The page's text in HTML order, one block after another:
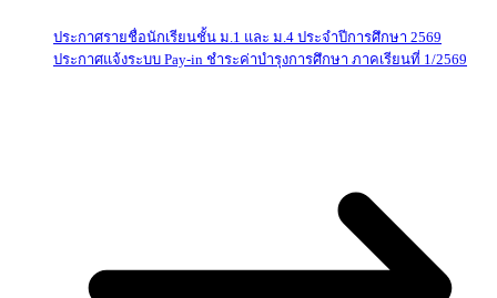
ประกาศรายชื่อนักเรียนชั้น ม.1 และ ม.4 ประจำปีการศึกษา 2569
ประกาศแจ้งระบบ Pay-in ชำระค่าบำรุงการศึกษา ภาคเรียนที่ 1/2569